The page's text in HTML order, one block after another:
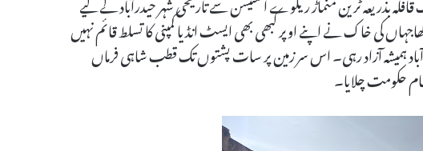
کی خاک نے اپنے اوپر کبھی بھی ایسٹ انڈیا کمپنی کا تسلط قائم نہیں
ہمیشہ آزاد رہی۔ اس سر زمین پر سات پشتوں تک قطب شاہی فرماں
حکومت چلایا۔